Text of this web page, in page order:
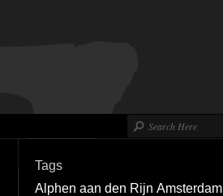
Tags
Alphen aan den Rijn Amsterdam